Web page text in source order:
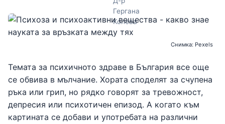
Снимка: Pexels
Темата за психичното здраве в България все още
се обвива в мълчание. Хората споделят за счупена
ръка или грип, но рядко говорят за тревожност,
депресия или психотичен епизод. А когато към
картината се добави и употребата на различни